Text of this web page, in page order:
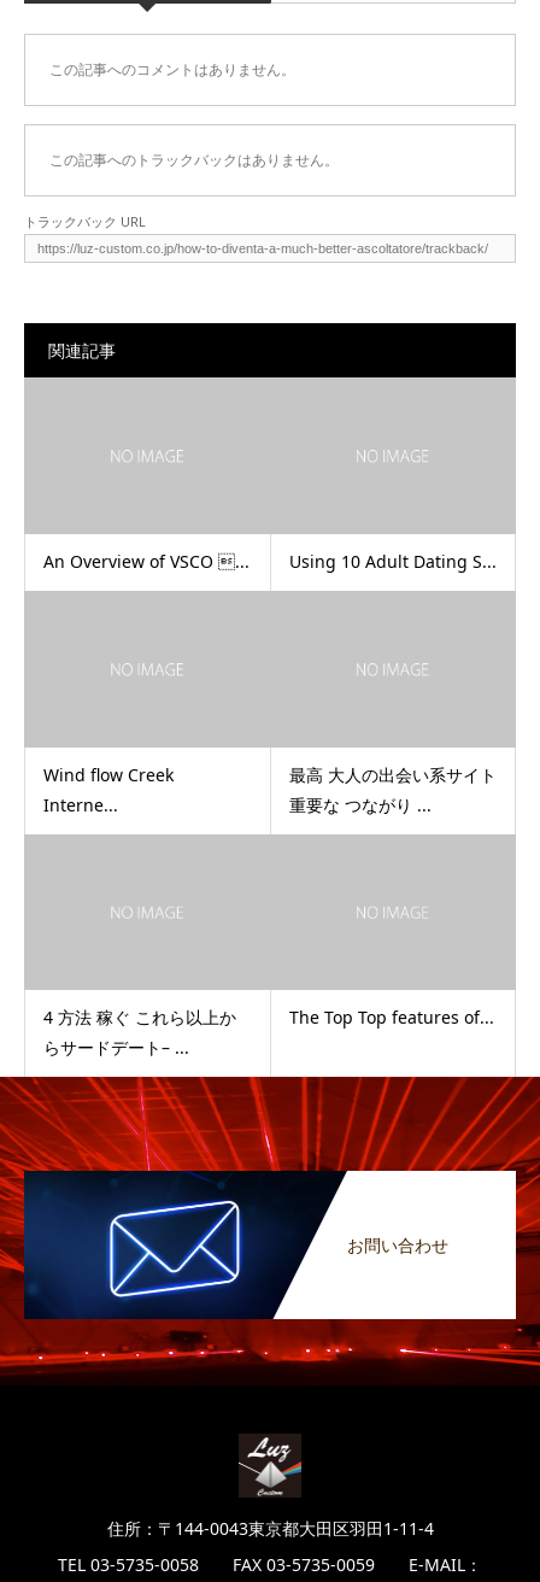
この記事へのコメントはありません。
この記事へのトラックバックはありません。
トラックバック URL
関連記事
An Overview of VSCO ... Using 10 Adult Dating S...
Wind flow Creek
Interne...
最高 大人の出会い系サイト
重要な つながり ...
4 方法 稼ぐ これら以上か
らサードデート– ...
The Top Top features of...
お問い合わせ
住所：〒144-0043東京都大田区羽田1-11-4
TEL 03-5735-0058 FAX 03-5735-0059 E-MAIL：